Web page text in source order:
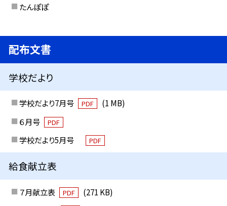
たんぽぽ
配布文書
学校だより
学校だより7月号 PDF
(1 MB)
６月号
PDF
学校だより5月号 PDF
給食献立表
７月献立表 PDF
(271 KB)